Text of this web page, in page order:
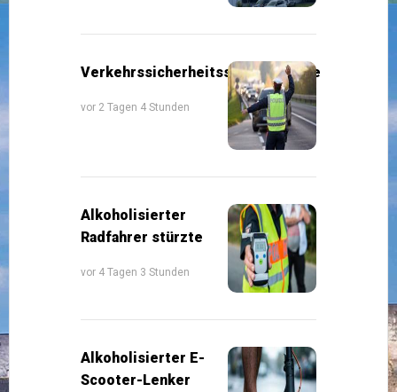
Verkehrssicherheitsschwerpunkte
vor 2 Tagen 4 Stunden
Alkoholisierter
Radfahrer stürzte
vor 4 Tagen 3 Stunden
Alkoholisierter E-
Scooter-Lenker